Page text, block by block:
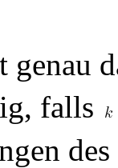
genau
falls